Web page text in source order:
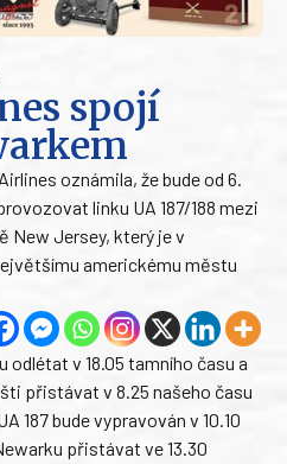
spojí
oznámila, že bude od 6.
linku UA 187/188 mezi
New Jersey, který je v
americkému městu
odlétat v 18.05 tamního času a
přistávat v 8.25 našeho času
187 bude vypravován v 10.10
přistávat ve 13.30